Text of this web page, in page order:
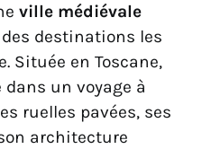
ville médiévale
destinations les
Située en Toscane,
un voyage à
ruelles pavées, ses
architecture